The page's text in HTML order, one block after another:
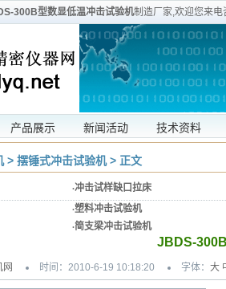
300B型数显低温冲击试验机制造厂家,欢迎您来电
支持和安装维
产品展示 新闻活动 技术资料
> 摆锤式冲击试验机> 正文
·冲击试样缺口拉床
·塑料冲击试验机
·简支梁冲击试验机
JBDS-
网 时间：2010-6-19 10:18:20 字体： 大